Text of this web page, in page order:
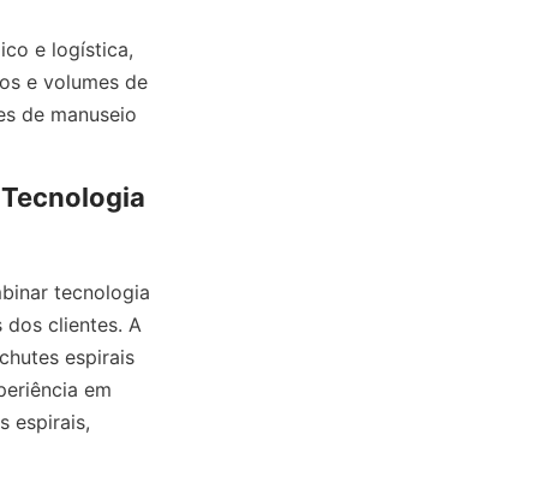
e logística,
e volumes de
de manuseio
tecnologia
dos clientes. A
espirais
em
espirais,